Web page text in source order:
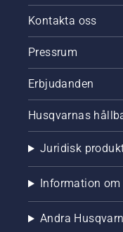
Kontakta oss
Pressrum
Erbjudanden
Husqvarnas
Juridisk
Information om
Andra